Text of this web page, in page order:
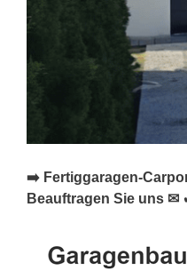
➡️ Fertiggaragen-
Beauftragen Sie uns ✉